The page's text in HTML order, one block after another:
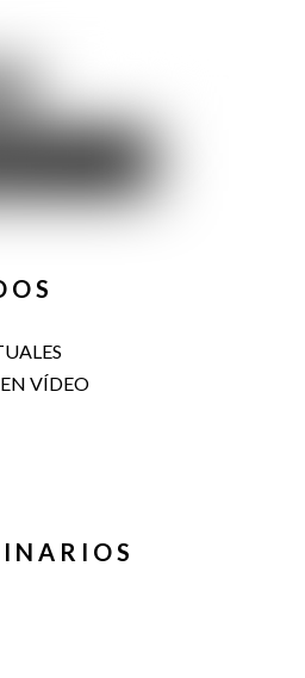
VÍDEO